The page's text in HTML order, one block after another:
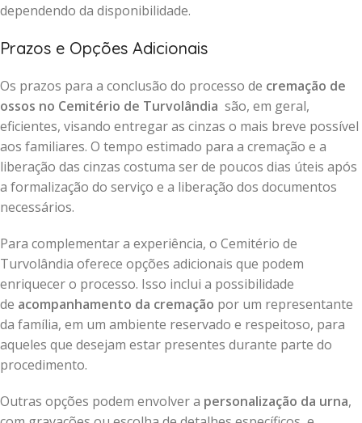
dependendo da disponibilidade.
Prazos e Opções Adicionais
Os prazos para a conclusão do processo de cremação de
ossos no Cemitério de Turvolândia são, em geral,
eficientes, visando entregar as cinzas o mais breve possível
aos familiares. O tempo estimado para a cremação e a
liberação das cinzas costuma ser de poucos dias úteis após
a formalização do serviço e a liberação dos documentos
necessários.
Para complementar a experiência, o Cemitério de
Turvolândia oferece opções adicionais que podem
enriquecer o processo. Isso inclui a possibilidade
de acompanhamento da cremação por um representante
da família, em um ambiente reservado e respeitoso, para
aqueles que desejam estar presentes durante parte do
procedimento.
Outras opções podem envolver a personalização da urna,